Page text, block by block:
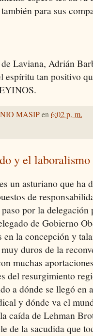
para sus
Laviana, Adrián
espíritu tan positivo
MASIPen6:02 p. m.
y el laboralismo
un asturiano que ha
de
por la
de Gobierno
en la concepción y
duros de la
muchas
del resurgimiento
a dónde se llegó en
y dónde va el
caída de Lehman
de la sacudida que